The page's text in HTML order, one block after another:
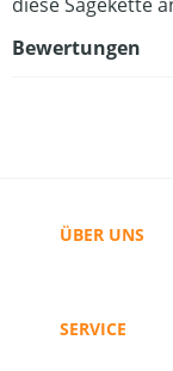
Bewertungen
ÜBER UNS
SERVICE